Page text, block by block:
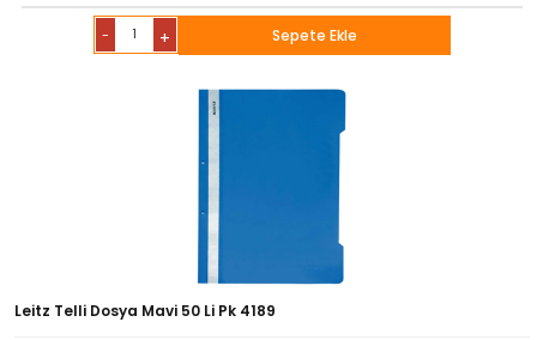
- + Sepete Ekle
Leitz Telli Dosya Mavi 50 Li Pk 4189